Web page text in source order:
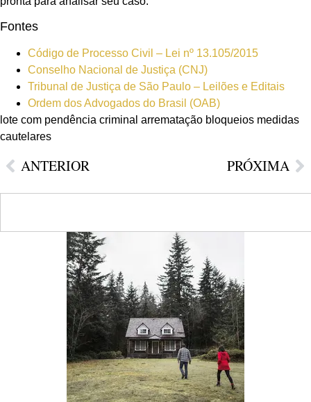
Fontes
Código de Processo Civil – Lei nº 13.105/2015
Conselho Nacional de Justiça (CNJ)
Tribunal de Justiça de São Paulo – Leilões e Editais
Ordem dos Advogados do Brasil (OAB)
lote com pendência criminal arrematação bloqueios medidas
cautelares
ANTERIOR PRÓXIMA